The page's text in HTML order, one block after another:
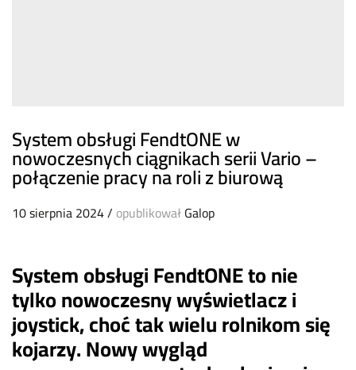
System obsługi FendtONE w
nowoczesnych ciągnikach serii Vario –
połączenie pracy na roli z biurową
10 sierpnia 2024/ opublikowałGalop
System obsługi FendtONE to nie
tylko nowoczesny wyświetlacz i
joystick, choć tak wielu rolnikom się
kojarzy. Nowy wygląd